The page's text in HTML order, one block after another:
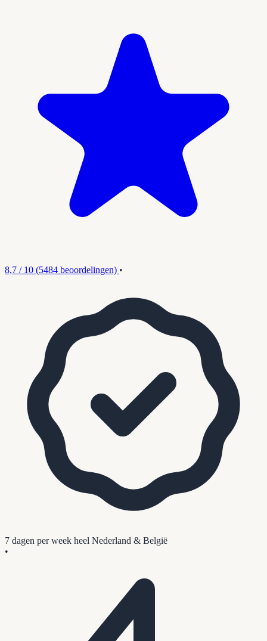
8,7 / 10 (5484 beoordelingen) •
7 dagen per week heel Nederland & België
•